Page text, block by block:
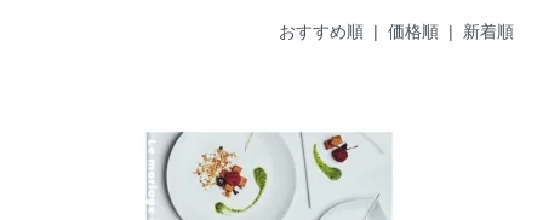
おすすめ順 | 価格順| 新着順